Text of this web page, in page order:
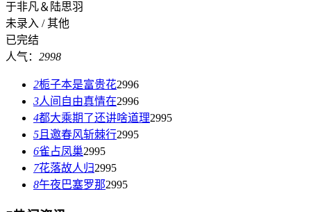
于非凡＆陆思羽
未录入 / 其他
已完结
人气： 2998
2栀子本是富贵花2996
3人间自由真情在2996
4都大乘期了还讲啥道理2995
5 且邀春风斩棘行2995
6雀占凤巢2995
7花落故人归2995
8午夜巴塞罗那2995